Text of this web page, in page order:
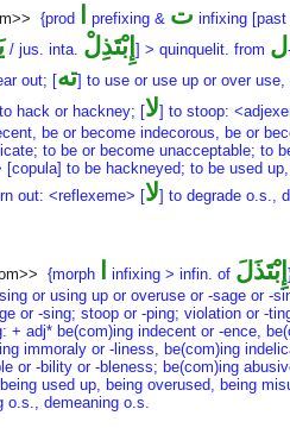
{prod prefixing & ت infixing [past
/ jus. inta. إِبْتَذِلْ ] > quinquelit. from ل
out; [ته] to use or use up or over use,
hack or hackney; [لا] to stoop:
be or become indecorous, be or
to be or become unacceptable; to
[copula] to be hackneyed; to be used
out: <reflexeme> [لا] to degrade o.s.,
{morph infixing > infin. of إِبْتَذَلَ
or using up or overuse or -sage or -
or -sing; stoop or -ping; violation or -
+ adj* be(com)ing indecent or -ence,
immoraly or -liness, be(com)ing
or -bility or -bleness; be(com)ing
used up, being overused, being
o.s., demeaning o.s.